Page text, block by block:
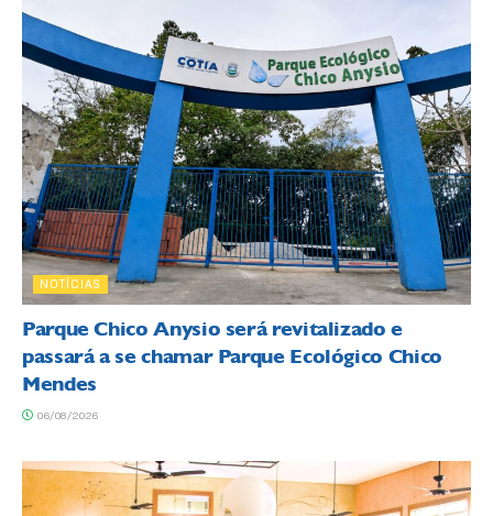
NOTÍCIAS
Parque Chico Anysio será revitalizado e
passará a se chamar Parque Ecológico Chico
Mendes
06/08/2026